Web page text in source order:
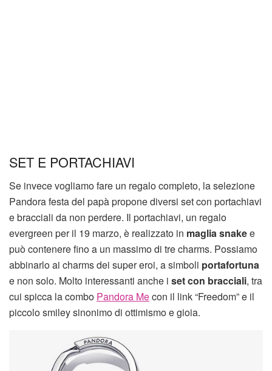
SET E PORTACHIAVI
Se invece vogliamo fare un regalo completo, la selezione
Pandora festa del papà propone diversi set con portachiavi
e bracciali da non perdere. Il portachiavi, un regalo
evergreen per il 19 marzo, è realizzato in maglia snakee
può contenere fino a un massimo di tre charms. Possiamo
abbinarlo ai charms dei super eroi, a simboli portafortuna
e non solo. Molto interessanti anche i set con bracciali, tra
cui spicca la combo Pandora Mecon il link “Freedom” e il
piccolo smiley sinonimo di ottimismo e gioia.